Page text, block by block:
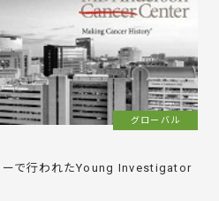
グローバル
ーで行われたYoung Investigator